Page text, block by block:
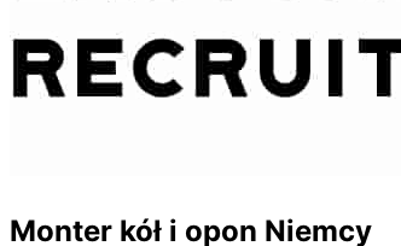
Monter kół i opon Niemcy